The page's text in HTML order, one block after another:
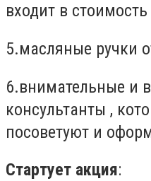
входит в стоимость
5.масляные ручки
6.внимательные и
консультанты ,
посоветуют и
Стартует акция: